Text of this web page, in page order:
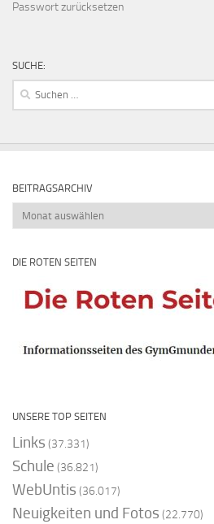
Passwort zurücksetzen
SUCHE:
Suchen
BEITRAGSARCHIV
Beitragsarchiv
DIE ROTEN SEITEN
UNSERE TOP SEITEN
Links (37.331)
Schule (36.821)
WebUntis (36.017)
Neuigkeiten und Fotos (22.770)